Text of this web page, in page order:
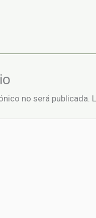
no será publicada.